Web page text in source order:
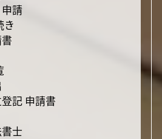
請
き
記 申請書
士